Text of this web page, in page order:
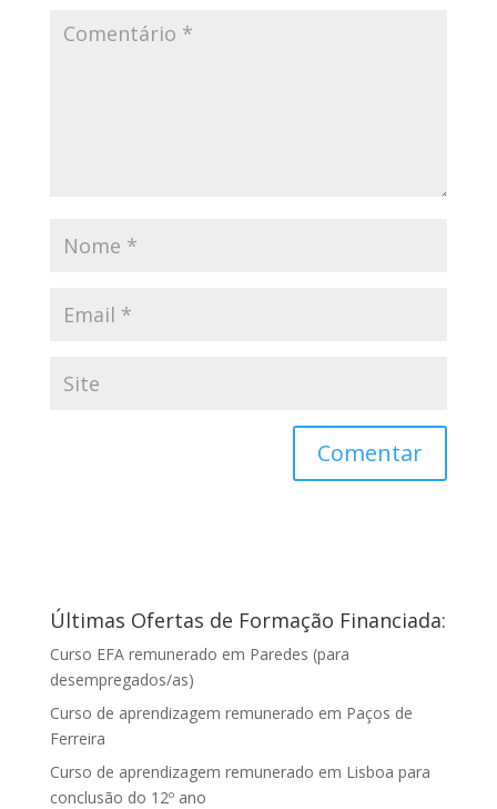
Últimas Ofertas de Formação Financiada:
Curso EFA remunerado em Paredes (para
desempregados/as)
Curso de aprendizagem remunerado em Paços de
Ferreira
Curso de aprendizagem remunerado em Lisboa para
conclusão do 12º ano